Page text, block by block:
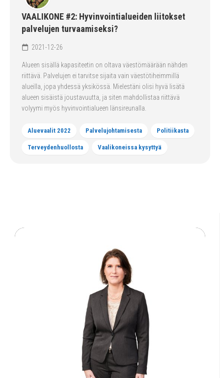
VAALIKONE #2: Hyvinvointialueiden liitokset
palvelujen turvaamiseksi?
2021-12-26
Alueen sisällä kapasiteetin on oltava väestömäärään nähden
riittävä. Palvelujen ei tarvitse sijaita vain väestötiheimmillä
alueilla, jopa yhdessä yksikössä. Mielestäni olisi hyvä lisätä
alueen sisäistä joustavuutta, ja siten mahdollistaa riittävä
volyymi myös hyvinvointialueen länsireunalla.
Aluevaalit 2022 Palvelujohtamisesta Politiikasta
Terveydenhuollosta Vaalikoneissa kysyttyä